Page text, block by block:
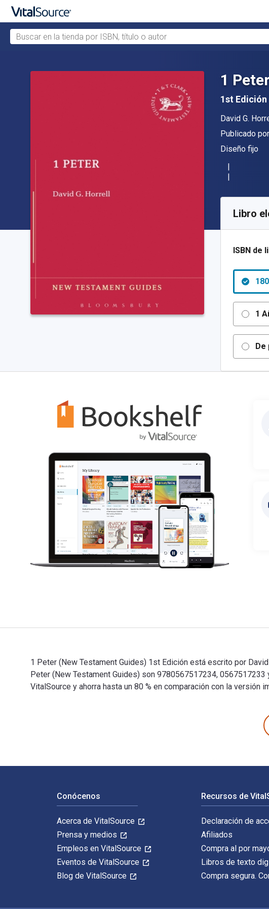
Buscar en la tienda por ISBN, título o autor
1
1st Edición
Autor(es)
David G.
Editorial
Publicado por
Formato
Diseño fijo
Código de
Libro
ISBN de
1
De
1 Peter (New Testament Guides) 1st Edición está escrito por
Peter (New Testament Guides) son 9780567517234,
VitalSource y ahorra hasta un 80 % en comparación con la
Conócenos
Acerca de VitalSource
Prensa y medios
Empleos en VitalSource
Eventos de VitalSource
Blog de VitalSource
Recursos de
Declaración de
Afiliados
Compra al por
Libros de texto
Compra segura.